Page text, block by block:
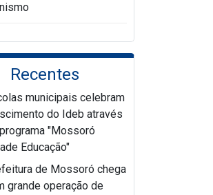
Recentes
municipais celebram
do Ideb através
"Mossoró
Educação"
de Mossoró chega
grande operação de